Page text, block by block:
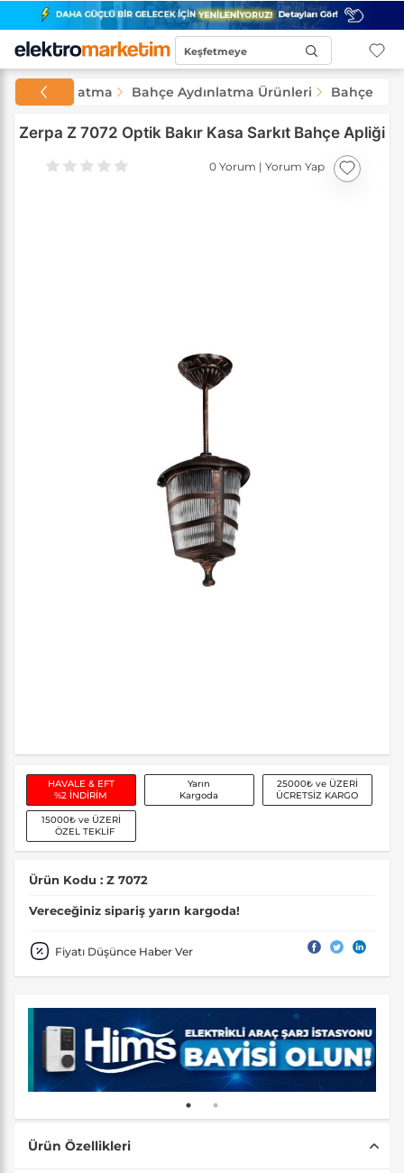
Keşfetmeye
Aydınlatma Bahçe Aydınlatma Ürünleri Bahçe
Zerpa Z 7072 Optik Bakır Kasa Sarkıt Bahçe Apliği
0 Yorum | Yorum Yap
HAVALE & EFT
%2 İNDİRİM
Yarın
Kargoda
25000₺ ve ÜZERİ
ÜCRETSİZ KARGO
15000₺ ve ÜZERİ
ÖZEL TEKLİF
Ürün Kodu : Z 7072
Vereceğiniz sipariş yarın kargoda!
Fiyatı Düşünce Haber Ver
Ürün Özellikleri